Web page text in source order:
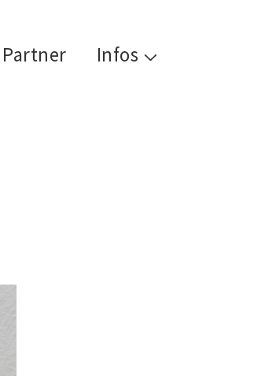
Partner Infos